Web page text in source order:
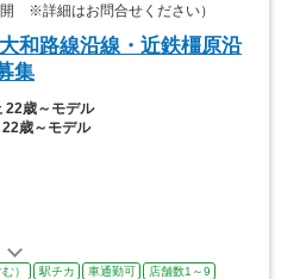
※詳細はお問合せください）
和路線沿線・近鉄橿原沿
集
22歳～モデル
22歳～モデル
） 駅チカ 車通勤可
店舗数1～9